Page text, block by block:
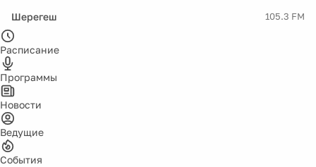
Шерегеш 105.3 FM
Расписание
Программы
Новости
Ведущие
События